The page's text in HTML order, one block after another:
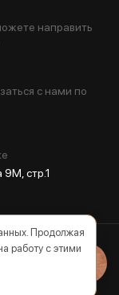
направить
с нами по
стр.1
Продолжая
работу с этими